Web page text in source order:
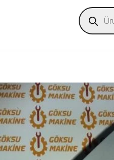
Products
search